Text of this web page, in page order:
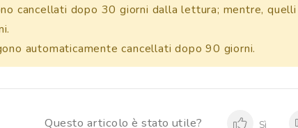
cancellati dopo 30 giorni dalla lettura; mentre,
automaticamente cancellati dopo 90 giorni.
Questo articolo è stato utile? Sì